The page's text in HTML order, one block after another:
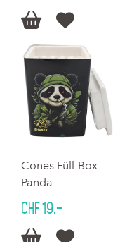
 
Cones Füll-Box
Panda
CHF 19.–
 